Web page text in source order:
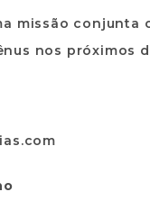
missão conjunta
nos próximos